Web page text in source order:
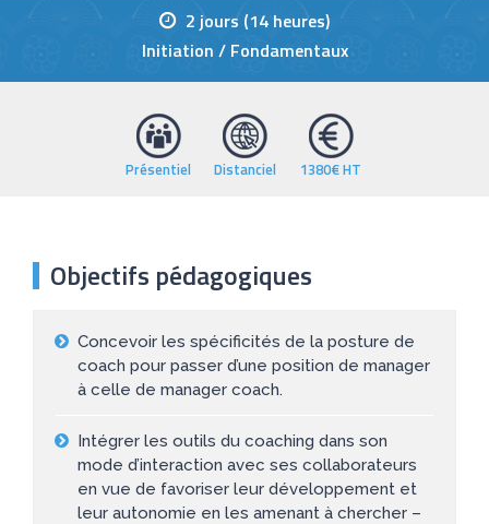
2 jours (14 heures)
Initiation / Fondamentaux
Présentiel Distanciel 1380€ HT
Objectifs pédagogiques
Concevoir les spécificités de la posture de
coach pour passer d’une position de manager
à celle de manager coach.
Intégrer les outils du coaching dans son
mode d’interaction avec ses collaborateurs
en vue de favoriser leur développement et
leur autonomie en les amenant à chercher –